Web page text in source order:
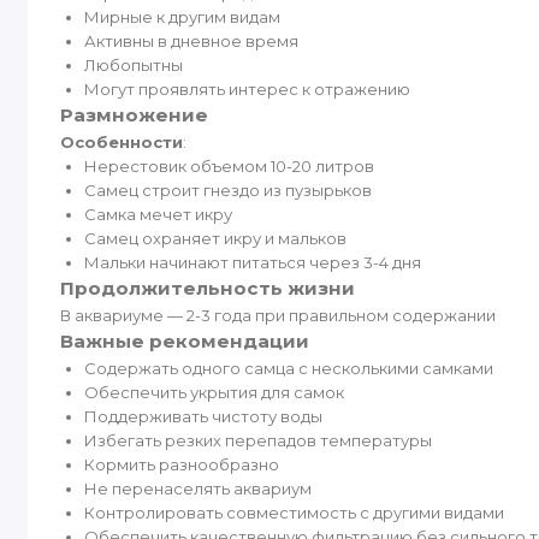
Мирные к другим видам
Активны в дневное время
Любопытны
Могут проявлять интерес к отражению
Размножение
Особенности:
Нерестовик объемом 10-20 литров
Самец строит гнездо из пузырьков
Самка мечет икру
Самец охраняет икру и мальков
Мальки начинают питаться через 3-4 дня
Продолжительность жизни
В аквариуме — 2-3 года при правильном содержании
Важные рекомендации
Содержать одного самца с несколькими самками
Обеспечить укрытия для самок
Поддерживать чистоту воды
Избегать резких перепадов температуры
Кормить разнообразно
Не перенаселять аквариум
Контролировать совместимость с другими видами